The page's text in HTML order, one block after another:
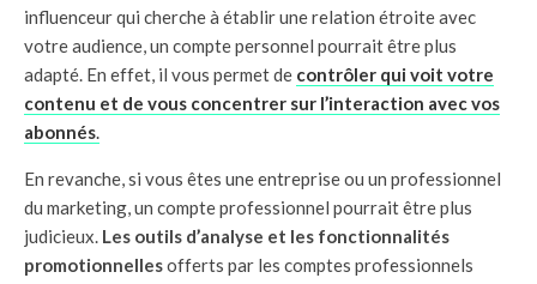
influenceur qui cherche à établir une relation étroite avec
votre audience, un compte personnel pourrait être plus
adapté. En effet, il vous permet de contrôler qui voit votre
contenu et de vous concentrer sur l’interaction avec vos
abonnés.
En revanche, si vous êtes une entreprise ou un professionnel
du marketing, un compte professionnel pourrait être plus
judicieux. Les outils d’analyse et les fonctionnalités
promotionnellesofferts par les comptes professionnels